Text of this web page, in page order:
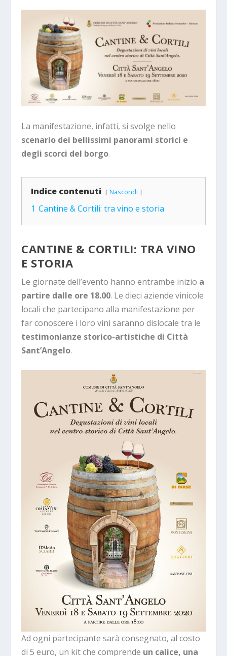
La manifestazione, infatti, si svolge nello
scenario dei bellissimi panorami storici e
degli scorci del borgo.
Indice contenuti Nascondi
1 Cantine & Cortili: tra vino e storia
CANTINE & CORTILI: TRA VINO
E STORIA
Le giornate dell’evento hanno entrambe inizio a
partire dalle ore 18.00. Le dieci aziende vinicole
locali che partecipano alla manifestazione per
far conoscere i loro vini saranno dislocale tra le
testimonianze storico-artistiche di Città
Sant’Angelo.
Ad ogni partecipante sarà consegnato, al costo
di 5 euro, un kit che comprende un calice, una